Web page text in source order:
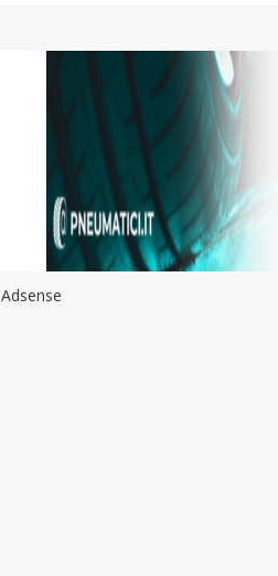
Adsense